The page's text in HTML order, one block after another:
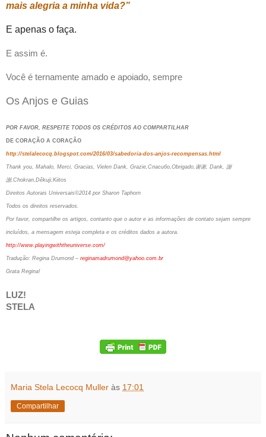
mais alegria a minha vida?”
E apenas o faça.
E assim é.
Você é ternamente amado e apoiado, sempre
Os Anjos e Guias
POR FAVOR, RESPEITE TODOS OS CRÉDITOS AO COMPARTILHAR
DE CORAÇÃO A CORAÇÃO
http://stelalecocq.blogspot.com/2016/03/sabedoria-dos-anjos-recompensas.html
Thank you, Mahalo, Merci, Gracias, Vielen Dank, Grazie,Спасибо,Obrigado,谢谢, Dank, 謝
謝,Chokran,Děkuji,Kiitos
Direitos Autorais Universais©2014 por Sharon Taphorn
Todos os direitos reservados.
Por favor, compartilhe os artigos, contanto que o autor e as informações de contato sejam sempre
incluídos, a mensagem esteja completa e os créditos dados a autora.
http://www.playingwiththeuniverse.com/
Tradução: Regina Drumond – reginamadrumond@yahoo.com.br
Grata Regina!
LUZ!
STELA
Maria Stela Lecocq Muller às 17:01
Compartilhar